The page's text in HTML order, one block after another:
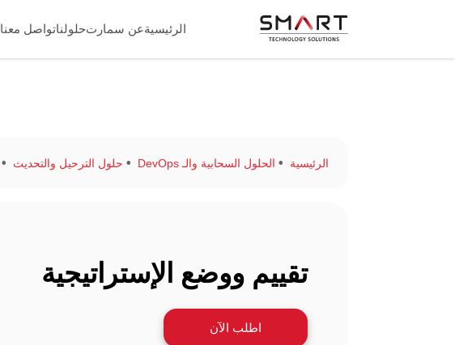
الرئيسيةعن سمارتحلولناتواصل معنا
الرئيسية الحلول السحابية والـ DevOps حلول الترحيل والتحديث
تقييم ووضع الإستراتيجية
اطلب الآن